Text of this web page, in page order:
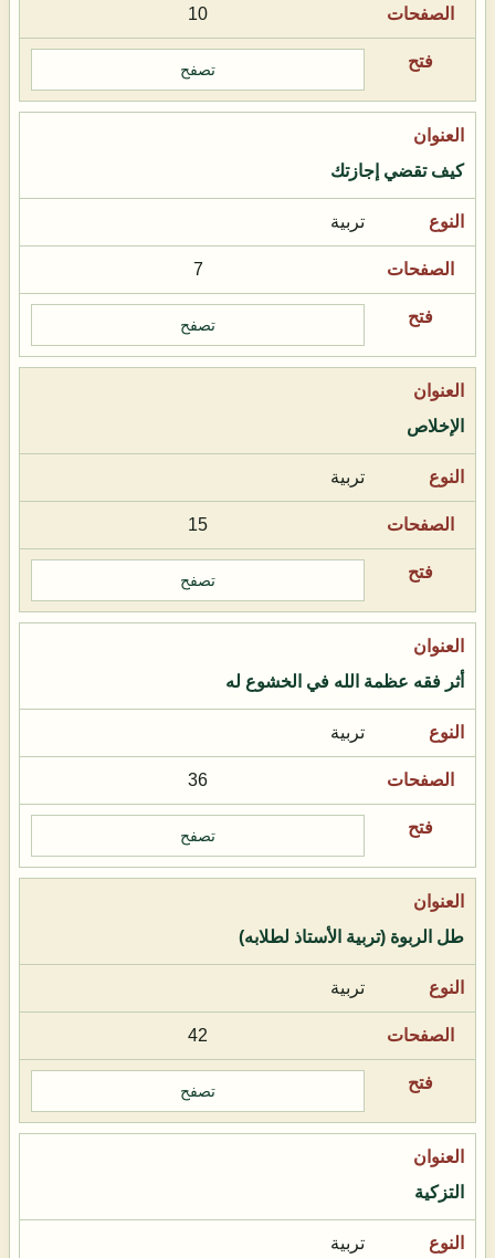
10
تصفح
كيف تقضي إجازتك
تربية
7
تصفح
الإخلاص
تربية
15
تصفح
أثر فقه عظمة الله في الخشوع له
تربية
36
تصفح
طل الربوة (تربية الأستاذ لطلابه)
تربية
42
تصفح
التزكية
تربية